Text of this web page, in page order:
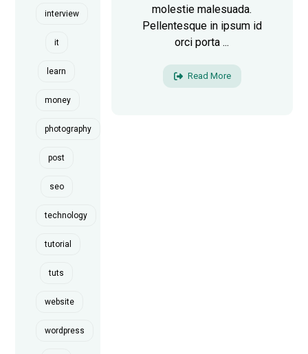
molestie malesuada.
Pellentesque in ipsum id
orci porta ...
Read More
interview
it
learn
money
photography
post
seo
technology
tutorial
tuts
website
wordpress